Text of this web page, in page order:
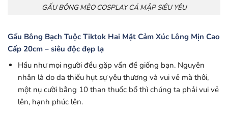
GẤU BÔNG MÈO COSPLAY CÁ MẬP SIÊU YÊU
Gấu Bông Bạch Tuộc Tiktok Hai Mặt Cảm Xúc Lông Mịn Cao
Cấp 20cm – siêu độc đẹp lạ
Hầu như mọi người đều gặp vấn đề giống bạn. Nguyên
nhân là do da thiếu hụt sự yêu thương và vui vẻ mà thôi,
một nụ cười bằng 10 than thuốc bổ thì chúng ta phải vui vẻ
lên, hạnh phúc lên.